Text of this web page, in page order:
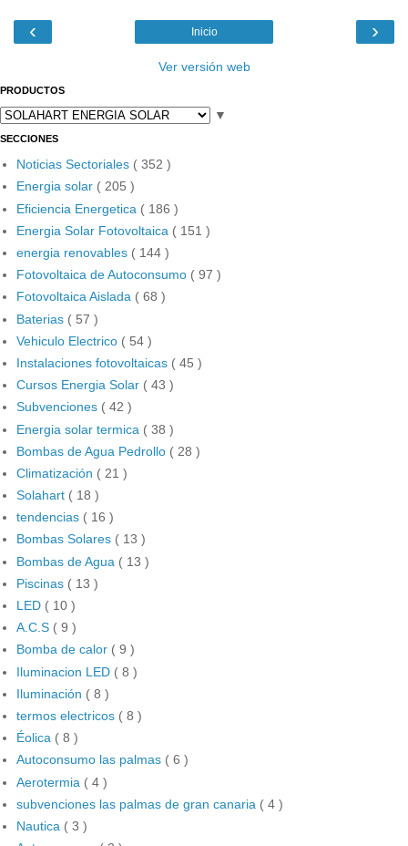
‹ ›
Inicio
Ver versión web
PRODUCTOS
▼
SECCIONES
Noticias Sectoriales ( 352 )
Energia solar ( 205 )
Eficiencia Energetica ( 186 )
Energia Solar Fotovoltaica ( 151 )
energia renovables ( 144 )
Fotovoltaica de Autoconsumo ( 97 )
Fotovoltaica Aislada ( 68 )
Baterias ( 57 )
Vehiculo Electrico ( 54 )
Instalaciones fotovoltaicas ( 45 )
Cursos Energia Solar ( 43 )
Subvenciones ( 42 )
Energia solar termica ( 38 )
Bombas de Agua Pedrollo ( 28 )
Climatización ( 21 )
Solahart ( 18 )
tendencias ( 16 )
Bombas Solares ( 13 )
Bombas de Agua ( 13 )
Piscinas ( 13 )
LED ( 10 )
A.C.S ( 9 )
Bomba de calor ( 9 )
Iluminacion LED ( 8 )
Iluminación ( 8 )
termos electricos ( 8 )
Éolica ( 8 )
Autoconsumo las palmas ( 6 )
Aerotermia ( 4 )
subvenciones las palmas de gran canaria ( 4 )
Nautica ( 3 )